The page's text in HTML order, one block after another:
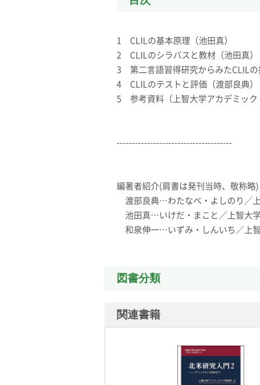
1 CLILの基本原理（池田真）
2 CLILのシラバスと教材（池田真）
3 第二言語習得研究からみたCLILの
4 CLILのテストと評価（渡部良典）
5 参考資料（上智大学アカデミック
--------------------------------------
編著者紹介(肩書は発刊当時、敬称略)
渡部良典…わたなべ・よしのり／
池田真…いけだ・まこと／上智大
和泉伸一…いずみ・しんいち／上
図書分類
関連書籍